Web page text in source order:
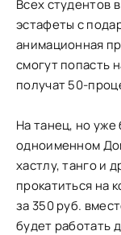
Всех студентов
эстафеты с
анимационная
смогут попасть
получат 50-
На танец, но
одноименном
хастлу, танго и
прокатиться на
за 350 руб.
будет работать